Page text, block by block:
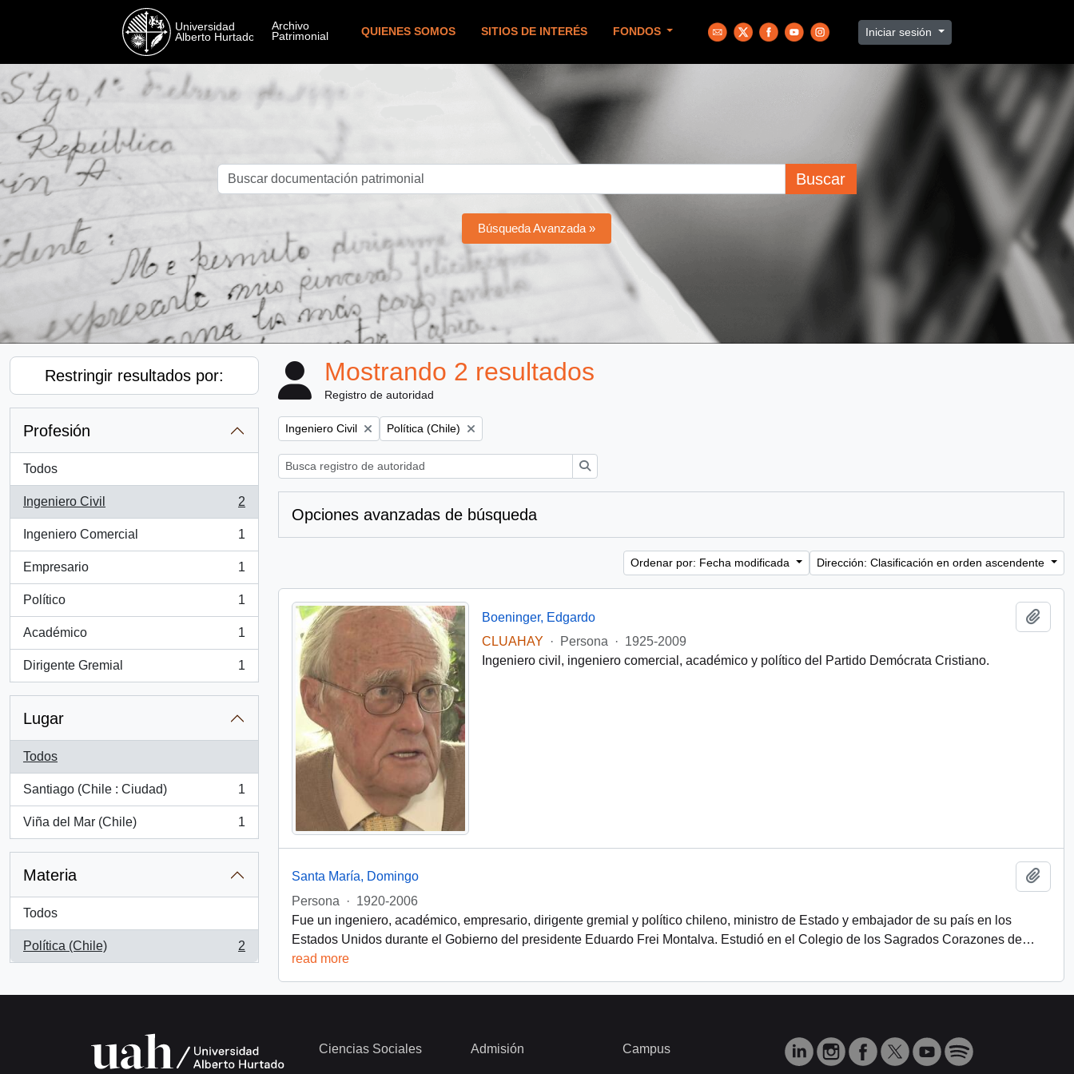
QUIENES SOMOS SITIOS DE INTERÉS FONDOS Iniciar sesión
Buscar
Búsqueda Avanzada »
Restringir resultados por:
Profesión
Todos
Ingeniero Civil
, 2 resultados
2
Ingeniero Comercial
, 1 resultados
1
Empresario
, 1 resultados
1
Político
, 1 resultados
1
Académico
, 1 resultados
1
Dirigente Gremial
, 1 resultados
1
Lugar
Todos
Santiago (Chile : Ciudad)
, 1 resultados
1
Viña del Mar (Chile)
, 1 resultados
1
Materia
Todos
Política (Chile)
, 2 resultados
2
Mostrando 2 resultados
Registro de autoridad
Remove filter:
Ingeniero Civil Remove filter:
Política (Chile)
Opciones avanzadas de búsqueda
Ordenar por: Fecha modificada Dirección: Clasificación en orden ascendente
Boeninger, Edgardo
CLUAHAY
· Persona · 1925-2009
Ingeniero civil, ingeniero comercial, académico y político del Partido Demócrata Cristiano.
Santa María, Domingo
Persona
· 1920-2006
Fue un ingeniero, académico, empresario, dirigente gremial y político chileno, ministro de Estado y embajador de su país en los
Estados Unidos durante el Gobierno del presidente Eduardo Frei Montalva. Estudió en el Colegio de los Sagrados Corazones de…
read more
Ciencias Sociales Admisión Campus